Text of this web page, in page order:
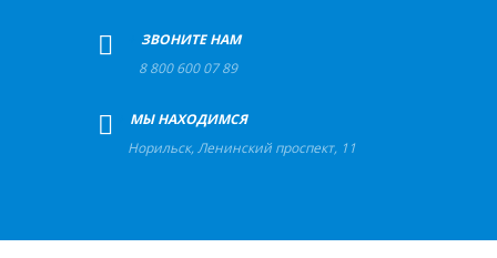
ЗВОНИТЕ НАМ
8 800 600 07 89
МЫ НАХОДИМСЯ
Норильск,Ленинский проспект, 11